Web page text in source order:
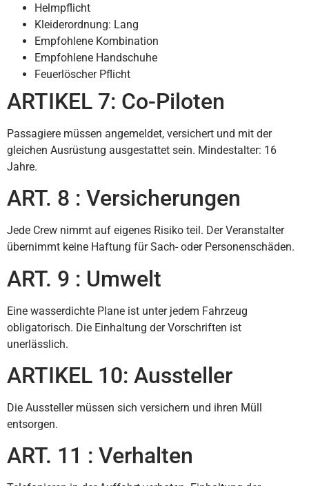
Helmpflicht
Kleiderordnung: Lang
Empfohlene Kombination
Empfohlene Handschuhe
Feuerlöscher Pflicht
ARTIKEL 7: Co-Piloten
Passagiere müssen angemeldet, versichert und mit der
gleichen Ausrüstung ausgestattet sein. Mindestalter: 16
Jahre.
ART. 8 : Versicherungen
Jede Crew nimmt auf eigenes Risiko teil. Der Veranstalter
übernimmt keine Haftung für Sach- oder Personenschäden.
ART. 9 : Umwelt
Eine wasserdichte Plane ist unter jedem Fahrzeug
obligatorisch. Die Einhaltung der Vorschriften ist
unerlässlich.
ARTIKEL 10: Aussteller
Die Aussteller müssen sich versichern und ihren Müll
entsorgen.
ART. 11 : Verhalten